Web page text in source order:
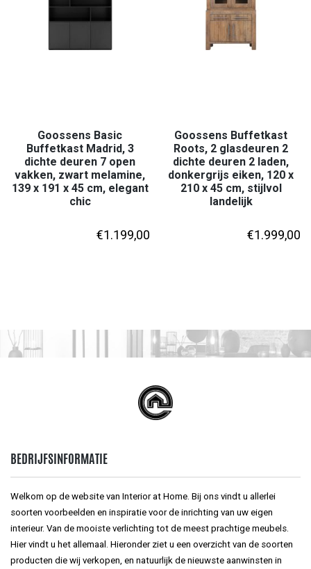
Goossens Basic
Buffetkast Madrid, 3
dichte deuren 7 open
vakken, zwart melamine,
139 x 191 x 45 cm, elegant
chic
€1.199,00
Goossens Buffetkast
Roots, 2 glasdeuren 2
dichte deuren 2 laden,
donkergrijs eiken, 120 x
210 x 45 cm, stijlvol
landelijk
€1.999,00
BEDRIJFSINFORMATIE
Welkom op de website van Interior at Home. Bij ons vindt u allerlei
soorten voorbeelden en inspiratie voor de inrichting van uw eigen
interieur. Van de mooiste verlichting tot de meest prachtige meubels.
Hier vindt u het allemaal. Hieronder ziet u een overzicht van de soorten
producten die wij verkopen, en natuurlijk de nieuwste aanwinsten in